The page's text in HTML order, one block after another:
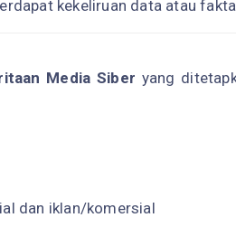
kekeliruan data atau
Media Siber yang
dan iklan/komersial